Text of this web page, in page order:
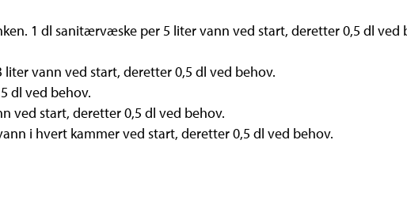
1 dl sanitærvæske per 5 liter vann ved start, deretter 0,5 dl ved
vann ved start, deretter 0,5 dl ved behov.
dl ved behov.
ved start, deretter 0,5 dl ved behov.
i hvert kammer ved start, deretter 0,5 dl ved behov.